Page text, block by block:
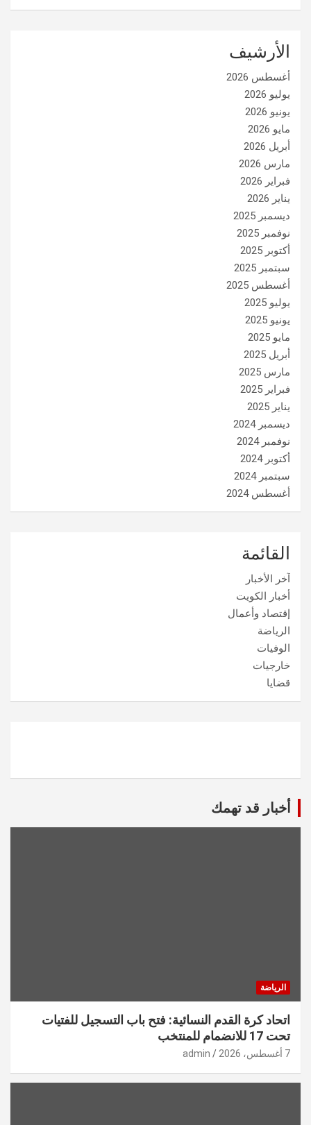
الأرشيف
أغسطس 2026
يوليو 2026
يونيو 2026
مايو 2026
أبريل 2026
مارس 2026
فبراير 2026
يناير 2026
ديسمبر 2025
نوفمبر 2025
أكتوبر 2025
سبتمبر 2025
أغسطس 2025
يوليو 2025
يونيو 2025
مايو 2025
أبريل 2025
مارس 2025
فبراير 2025
يناير 2025
ديسمبر 2024
نوفمبر 2024
أكتوبر 2024
سبتمبر 2024
أغسطس 2024
القائمة
آخر الأخبار
أخبار الكويت
إقتصاد وأعمال
الرياضة
الوفيات
خارجيات
قضايا
أخبار قد تهمك
الرياضة
اتحاد كرة القدم النسائية: فتح باب التسجيل للفتيات
تحت 17 للانضمام للمنتخب
7 أغسطس، 2026 admin